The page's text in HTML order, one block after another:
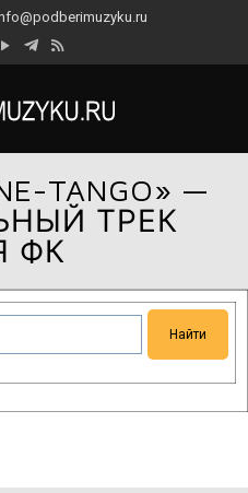
TANGO» —
ТРЕК
ФК